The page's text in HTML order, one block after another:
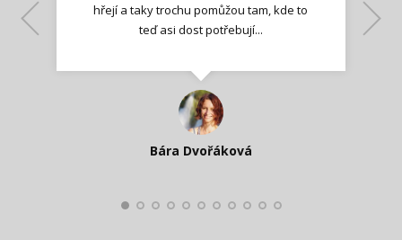
hřejí a taky trochu pomůžou tam, kde to
teď asi dost potřebují...
Bára Dvořáková
Jana T.
Kateřina Veleta Štěpánová
Ilona M.
Lenka K.
Nadšená zpráva
Katka Perháčová
Smolková
Lenka K.